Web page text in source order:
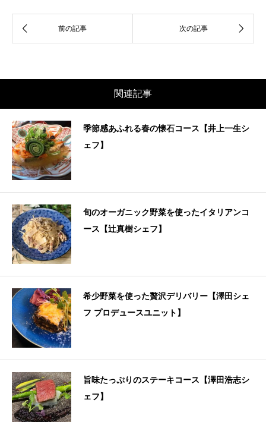
関連記事
季節感あふれる春の懐石コース【井上一生シ
ェフ】
旬のオーガニック野菜を使ったイタリアンコ
ース【辻真樹シェフ】
希少野菜を使った贅沢デリバリー【澤田シェ
フ プロデュースユニット】
旨味たっぷりのステーキコース【澤田浩志シ
ェフ】